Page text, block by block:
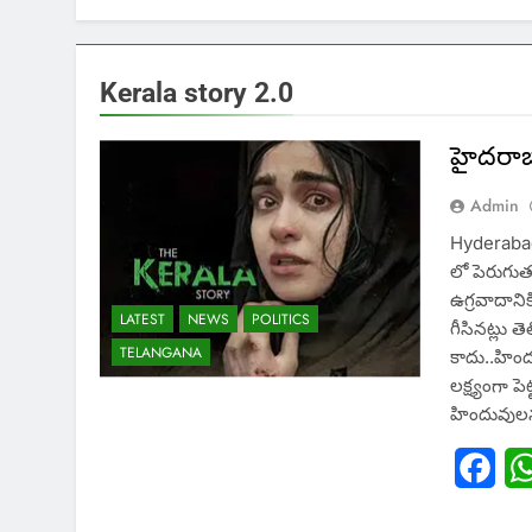
Kerala story 2.0
LATEST NEWS
POLITICS
TELANGANA
Admin
లో
గీసినట్లు
లక్ష్యంగా